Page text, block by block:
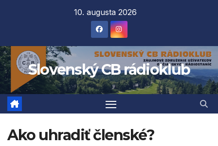
10. augusta 2026
Slovenský CB rádioklub
Ako uhradiť členské?